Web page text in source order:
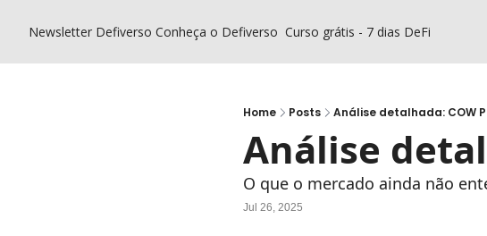
Newsletter Defiverso Conheça o Defiverso Curso grátis - 7 dias DeFi
Home Posts Análise detalhada: COW
Análise
O que o mercado ainda não
Jul 26, 2025